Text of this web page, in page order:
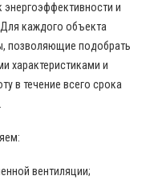
энергоэффективности и
каждого объекта
позволяющие подобрать
характеристиками и
в течение всего срока
вентиляции;